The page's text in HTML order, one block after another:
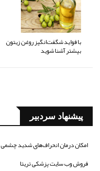
با فواید شگفت‌انگیز روغن زیتون
بیشتر آشنا شوید
پیشنهاد سردبیر
امکان درمان انحراف‌های شدید چشمی
فروش وب سایت پزشکی تریتا